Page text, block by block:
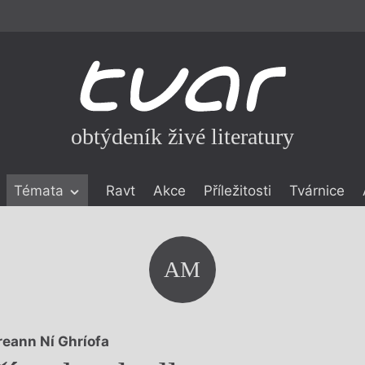
obtýdeník živé literatury
Témata Ravt Akce Příležitosti Tvárnice
AM
Ní Ghríofa